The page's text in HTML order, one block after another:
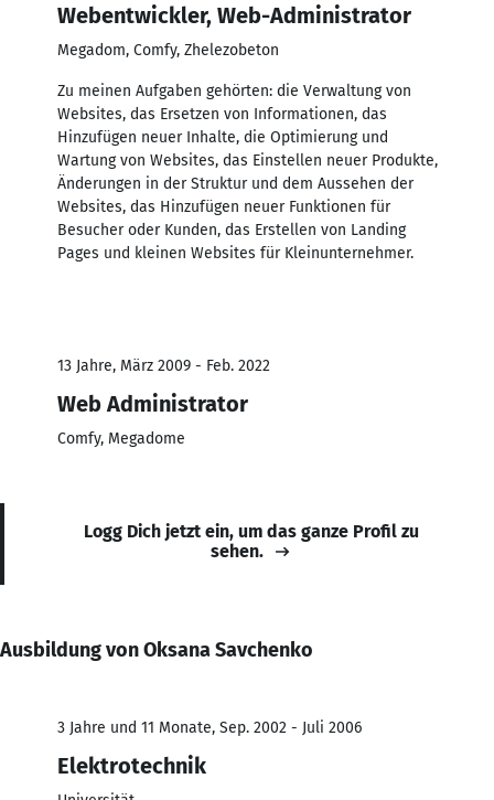
Webentwickler, Web-Administrator
Megadom, Comfy, Zhelezobeton
Zu meinen Aufgaben gehörten: die Verwaltung von
Websites, das Ersetzen von Informationen, das
Hinzufügen neuer Inhalte, die Optimierung und
Wartung von Websites, das Einstellen neuer Produkte,
Änderungen in der Struktur und dem Aussehen der
Websites, das Hinzufügen neuer Funktionen für
Besucher oder Kunden, das Erstellen von Landing
Pages und kleinen Websites für Kleinunternehmer.
13 Jahre, März 2009 - Feb. 2022
Web Administrator
Comfy, Megadome
Logg Dich jetzt ein, um das ganze Profil zu
sehen.
Ausbildung von Oksana Savchenko
3 Jahre und 11 Monate, Sep. 2002 - Juli 2006
Elektrotechnik